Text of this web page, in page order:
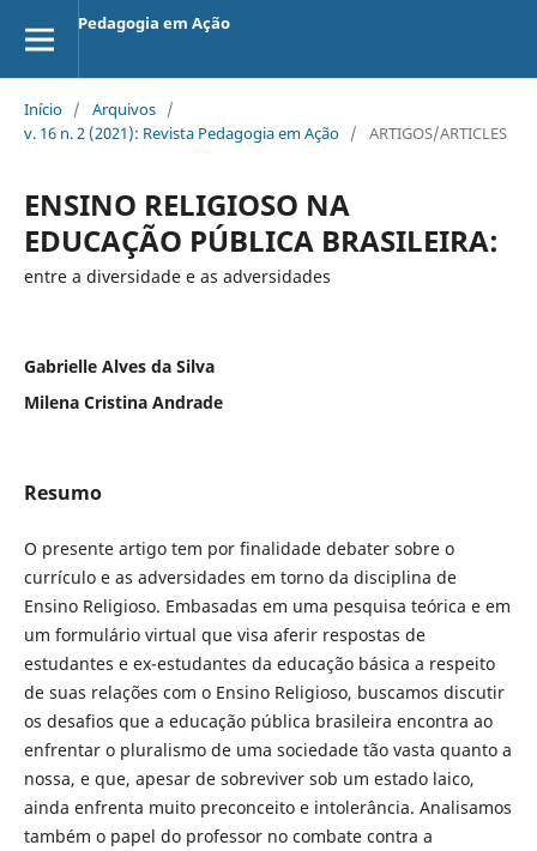
Pedagogia em Ação
Início / Arquivos /
v. 16 n. 2 (2021): Revista Pedagogia em Ação / ARTIGOS/ARTICLES
ENSINO RELIGIOSO NA
EDUCAÇÃO PÚBLICA BRASILEIRA:
entre a diversidade e as adversidades
Gabrielle Alves da Silva
Milena Cristina Andrade
Resumo
O presente artigo tem por finalidade debater sobre o
currículo e as adversidades em torno da disciplina de
Ensino Religioso. Embasadas em uma pesquisa teórica e em
um formulário virtual que visa aferir respostas de
estudantes e ex-estudantes da educação básica a respeito
de suas relações com o Ensino Religioso, buscamos discutir
os desafios que a educação pública brasileira encontra ao
enfrentar o pluralismo de uma sociedade tão vasta quanto a
nossa, e que, apesar de sobreviver sob um estado laico,
ainda enfrenta muito preconceito e intolerância. Analisamos
também o papel do professor no combate contra a